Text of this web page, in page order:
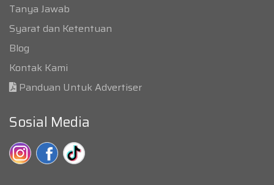
Tanya Jawab
Syarat dan Ketentuan
Blog
Kontak Kami
Panduan Untuk Advertiser
Sosial Media